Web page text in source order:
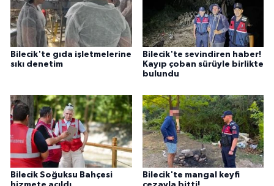
Bilecik'te gıda işletmelerine
sıkı denetim
Bilecik'te sevindiren haber!
Kayıp çoban sürüyle birlikte
bulundu
Bilecik Soğuksu Bahçesi
Bilecik'te mangal keyfi